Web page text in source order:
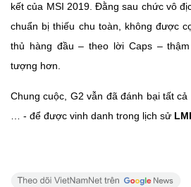
kết của MSI 2019. Đằng sau chức vô
chuẩn bị thiếu chu toàn, không được
thủ hàng đầu – theo lời Caps –
tượng hơn.
Chung cuộc, G2 vẫn đã đánh bại tất cả
… - để được vinh danh trong lịch sử